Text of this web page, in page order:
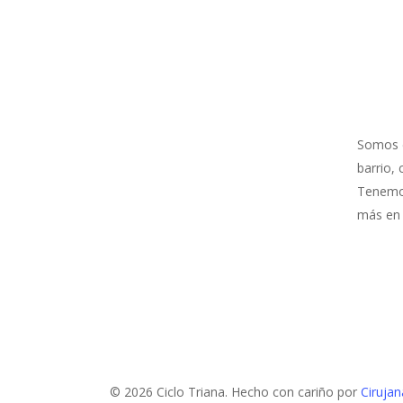
Somos
barrio,
más
© 2026 Ciclo Triana. Hecho con cariño por